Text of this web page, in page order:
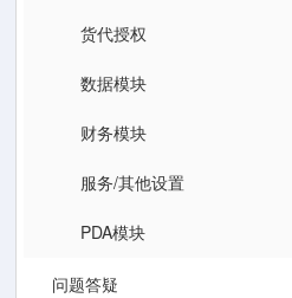
货代授权
数据模块
财务模块
服务/其他设置
PDA模块
问题答疑